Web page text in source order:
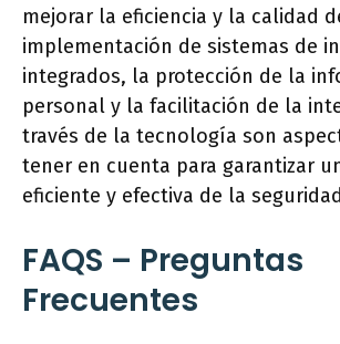
mejorar la eficiencia y la calidad
implementación de sistemas de
integrados, la protección de la
personal y la facilitación de la
través de la tecnología son
tener en cuenta para garantizar
eficiente y efectiva de la
FAQS – Preguntas
Frecuentes